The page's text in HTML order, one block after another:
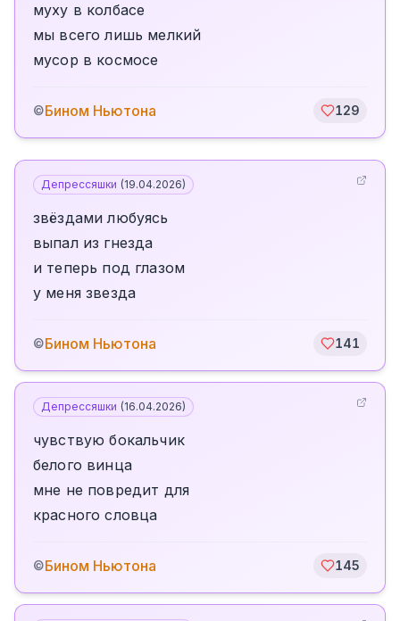
муху в колбасе
мы всего лишь мелкий
мусор в космосе
©Бином Ньютона 129
Депрессяшки (19.04.2026)
звёздами любуясь
выпал из гнезда
и теперь под глазом
у меня звезда
©Бином Ньютона 141
Депрессяшки (16.04.2026)
чувствую бокальчик
белого винца
мне не повредит для
красного словца
©Бином Ньютона 145